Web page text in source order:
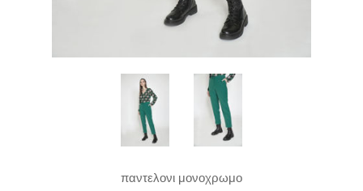
παντελονι μονοχρωμο